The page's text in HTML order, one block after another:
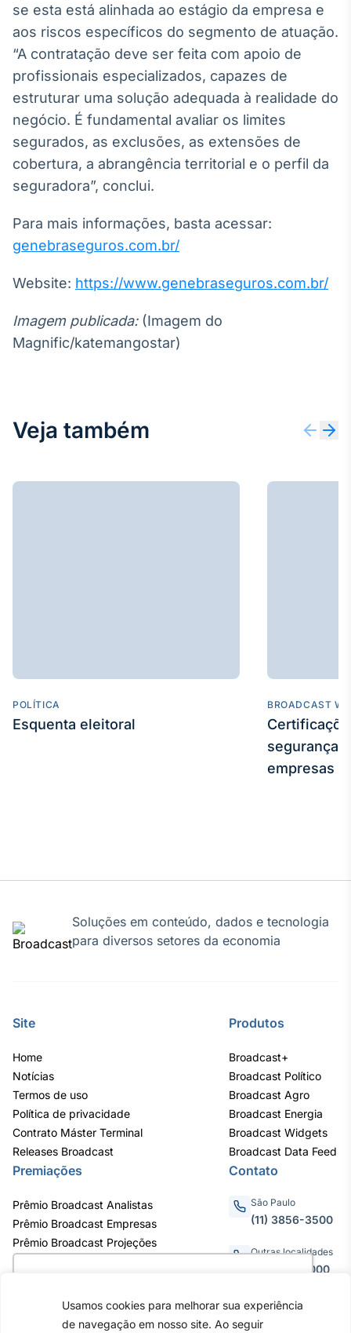
como você interage em nosso site e
Usamos cookies para melhorar sua experiência
de navegação em nosso site. Ao seguir
se esta está alinhada ao estágio da empresa e
aos riscos específicos do segmento de atuação.
“A contratação deve ser feita com apoio de
profissionais especializados, capazes de
estruturar uma solução adequada à realidade do
negócio. É fundamental avaliar os limites
segurados, as exclusões, as extensões de
cobertura, a abrangência territorial e o perfil da
seguradora”, conclui.
Para mais informações, basta acessar:
genebraseguros.com.br/
Website: https://www.genebraseguros.com.br/
Imagem publicada:(Imagem do
Magnific/katemangostar)
Veja também
POLÍTICA
Esquenta eleitoral
BROADCAST
segurança
empresas
Soluções em conteúdo, dados e tecnologia
para diversos setores da economia
Site
Home
Notícias
Termos de uso
Política de privacidade
Contrato Máster Terminal
Releases Broadcast
Produtos
Broadcast+
Broadcast Político
Broadcast Agro
Broadcast Energia
Broadcast Widgets
Broadcast Data Feed
Premiações
Prêmio Broadcast Analistas
Prêmio Broadcast Empresas
Prêmio Broadcast Projeções
Contato
São Paulo
(11) 3856-3500
Outras localidades
0800.011.3000